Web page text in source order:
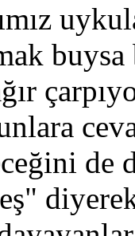
de